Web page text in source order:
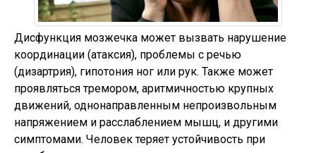
Дисфункция мозжечка может вызвать нарушение
координации (атаксия), проблемы с речью
(дизартрия), гипотония ног или рук. Также может
проявляться тремором, аритмичностью крупных
движений, однонаправленным непроизвольным
напряжением и расслаблением мышц, и другими
симптомами. Человек теряет устойчивость при